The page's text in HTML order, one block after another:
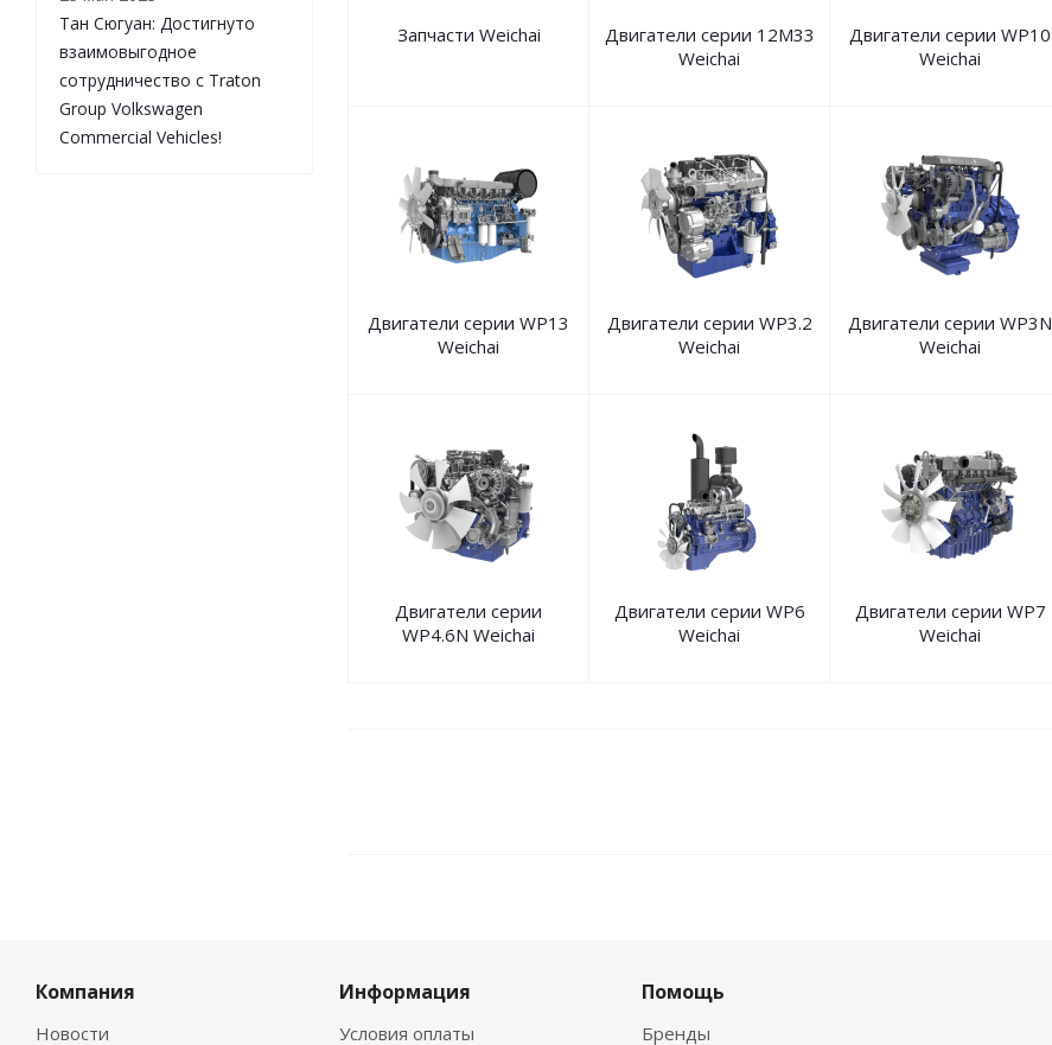
Запчасти Weichai
Двигатели серии 12M33
Weichai
Двигатели серии WP10
Weichai
Двигатели серии WP13
Weichai
Двигатели серии WP3.2
Weichai
Двигатели серии WP3N
Weichai
Двигатели серии
WP4.6N Weichai
Двигатели серии WP6
Weichai
Двигатели серии WP7
Weichai
Тан Сюгуан: Достигнуто
взаимовыгодное
сотрудничество с Traton
Group Volkswagen
Commercial Vehicles!
Компания
Новости
Информация
Условия оплаты
Помощь
Бренды